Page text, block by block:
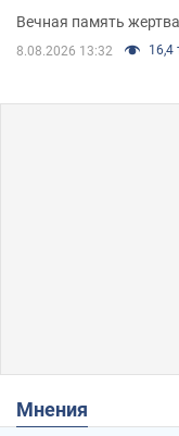
муж и внук
Вечная память
8.08.2026 13:32 16,4
Мнения